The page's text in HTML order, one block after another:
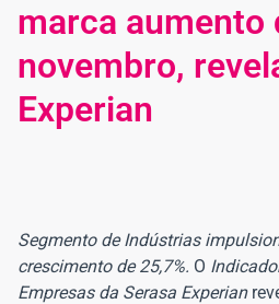
marca aumento
novembro,
Experian
Segmento de Indústrias
crescimento de 25,7%. O
Empresas da Serasa Experian